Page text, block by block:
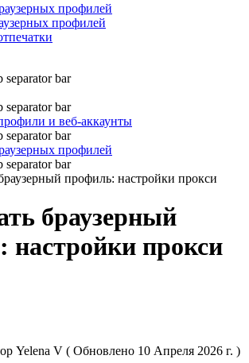
профилей
профилей
и веб-аккаунты
профилей
профиль: настройки прокси
браузерный
настройки прокси
Yelena V ( Обновлено 10 Апреля 2026 г. )